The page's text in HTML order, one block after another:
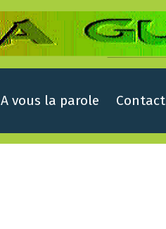
A vous la parole Contact